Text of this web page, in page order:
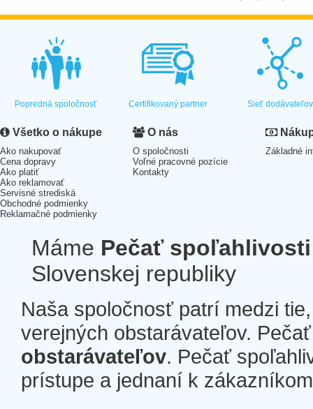
Popredná spoločnosť Certifikovaný partner Sieť dodávateľov
Všetko o nákupe
Ako nakupovať
Cena dopravy
Ako platiť
Ako reklamovať
Servisné strediská
Obchodné podmienky
Reklamačné podmienky
O nás
O spoločnosti
Voľné pracovné pozície
Kontakty
Základné
Máme Pečať spoľahlivosti
Slovenskej republiky
Naša spoločnosť patrí medzi
verejných obstarávateľov.
obstarávateľov. Pečať
prístupe a jednaní k